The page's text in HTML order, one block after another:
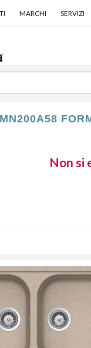
MARCHI SERVIZI
Non si